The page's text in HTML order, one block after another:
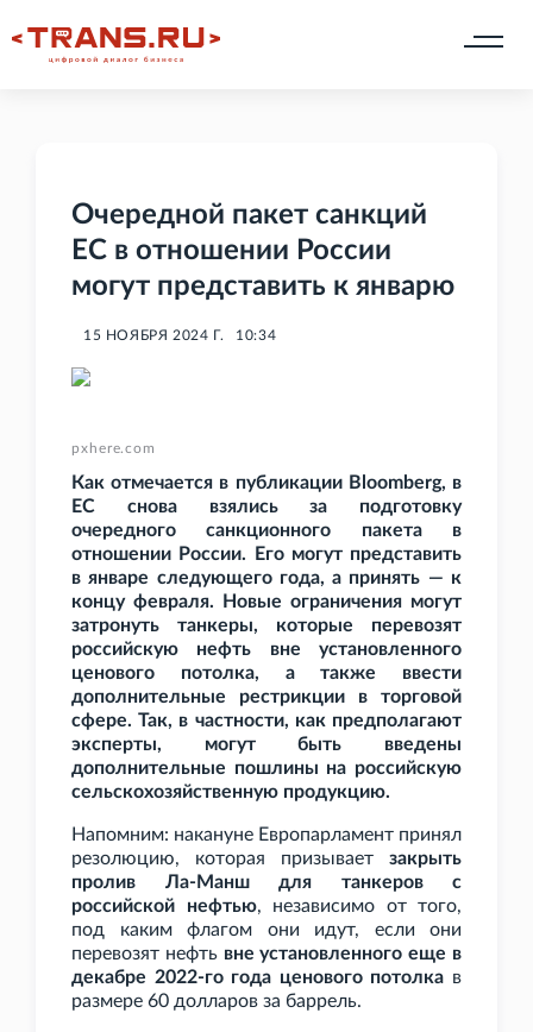
Очередной пакет санкций
ЕС в отношении России
могут представить к январю
15 НОЯБРЯ 2024 Г. 10:34
pxhere.com
Как отмечается в публикации Bloomberg, в
ЕС снова взялись за подготовку
очередного санкционного пакета в
отношении России. Его могут представить
в январе следующего года, а принять — к
концу февраля. Новые ограничения могут
затронуть танкеры, которые перевозят
российскую нефть вне установленного
ценового потолка, а также ввести
дополнительные рестрикции в торговой
сфере. Так, в частности, как предполагают
эксперты, могут быть введены
дополнительные пошлины на российскую
сельскохозяйственную продукцию.
Напомним: накануне Европарламент принял
резолюцию, которая призывает закрыть
пролив Ла-Манш для танкеров с
российской нефтью, независимо от того,
под каким флагом они идут, если они
перевозят нефть вне установленного еще в
декабре 2022-го года ценового потолка в
размере 60 долларов за баррель.